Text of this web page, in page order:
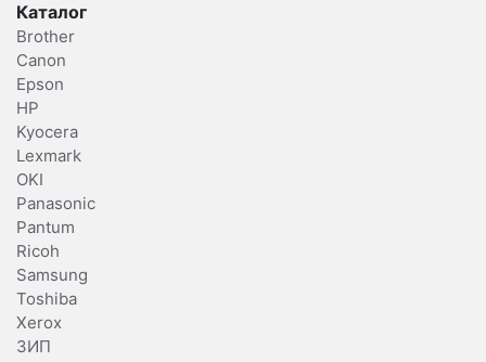
Каталог
Brother
Canon
Epson
HP
Kyocera
Lexmark
OKI
Panasonic
Pantum
Ricoh
Samsung
Toshiba
Xerox
ЗИП